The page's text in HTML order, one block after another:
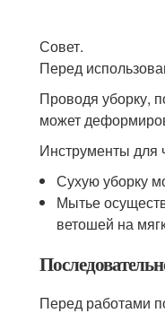
Совет.
Перед
Проводя уборку,
может
Инструменты для
Сухую уборку
Мытье
ветошей на
Перед работами